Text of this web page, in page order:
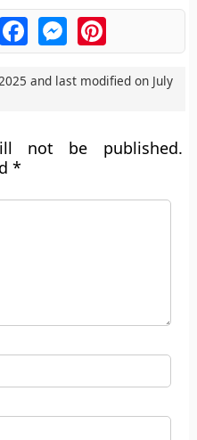
FacebookMessengerPinterest
and last modified on July
not be published.
*